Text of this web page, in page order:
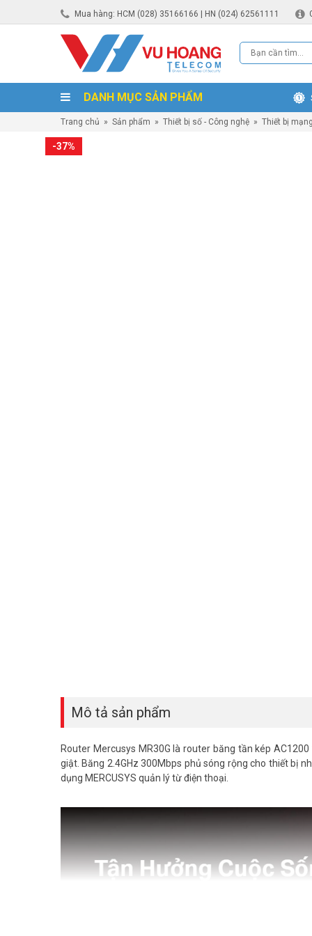
Mua hàng: HCM (028) 35166166 | HN (024) 62561111
DANH MỤC SẢN PHẨM
Trang chủ » Sản phẩm » Thiết bị số - Công nghệ » Thiết bị mạng
-37%
Mô tả sản phẩm
Router Mercusys MR30G là router băng tần kép
giật. Băng 2.4GHz 300Mbps phủ sóng rộng cho thiết bị
dụng MERCUSYS quản lý từ điện thoại.